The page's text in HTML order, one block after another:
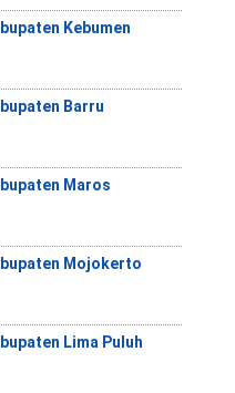
Kebumen
Barru
Maros
Mojokerto
Lima Puluh